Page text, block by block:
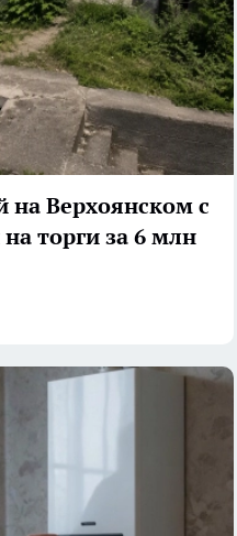
на Верхоянском с
торги за 6 млн